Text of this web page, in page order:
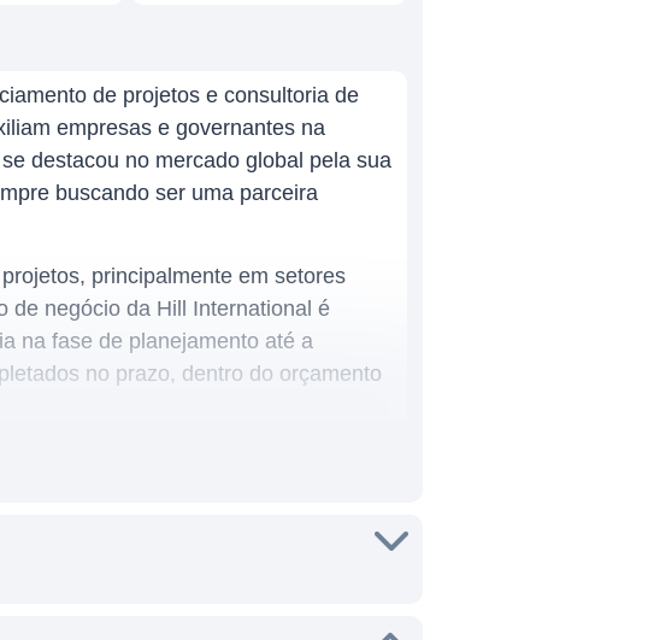
de projetos e consultoria de
empresas e governantes na
destacou no mercado global pela sua
buscando ser uma parceira
principalmente em setores
de negócio da Hill International é
na fase de planejamento até a
no prazo, dentro do orçamento
que lhe permite atender a uma
setor privado. A empresa está
Oriente Médio, na América Latina e